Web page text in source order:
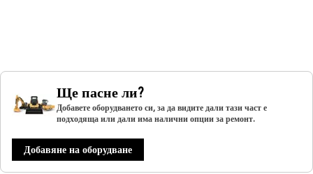
Ще пасне ли?
Добавете оборудването си, за да видите дали тази част е
подходяща или дали има налични опции за ремонт.
Добавяне на оборудване